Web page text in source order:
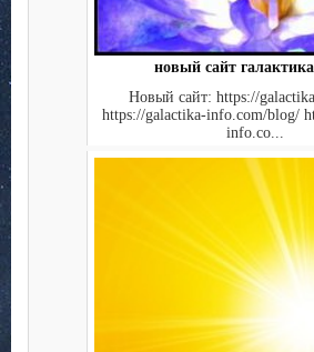
новый сайт
Новый сайт: https://
https://galactika-info.com/blog/
info.co...